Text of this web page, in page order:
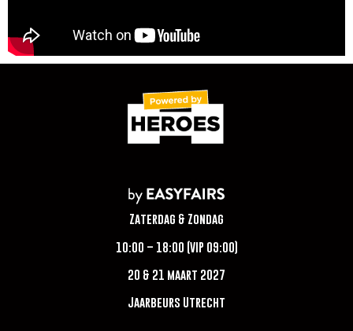
Zaterdag & Zondag
10:00 – 18:00 (VIP 09:00)
20 & 21 maart 2027
Jaarbeurs Utrecht